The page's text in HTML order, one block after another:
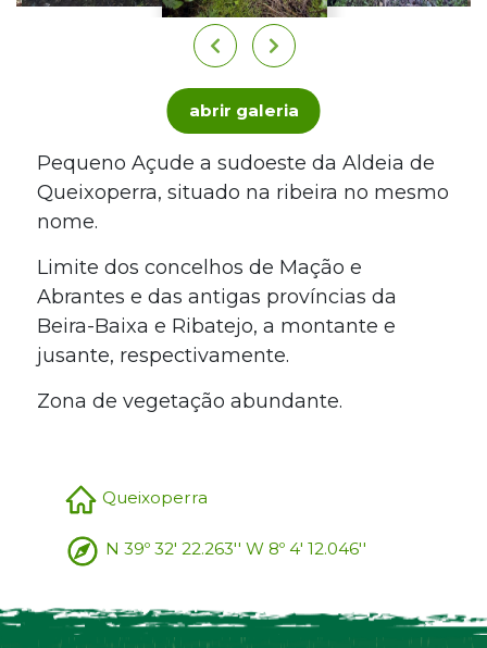
abrir galeria
Pequeno Açude a sudoeste da Aldeia de
Queixoperra, situado na ribeira no mesmo
nome.
Limite dos concelhos de Mação e
Abrantes e das antigas províncias da
Beira-Baixa e Ribatejo, a montante e
jusante, respectivamente.
Zona de vegetação abundante.
Queixoperra
N 39º 32' 22.263'' W 8º 4' 12.046''